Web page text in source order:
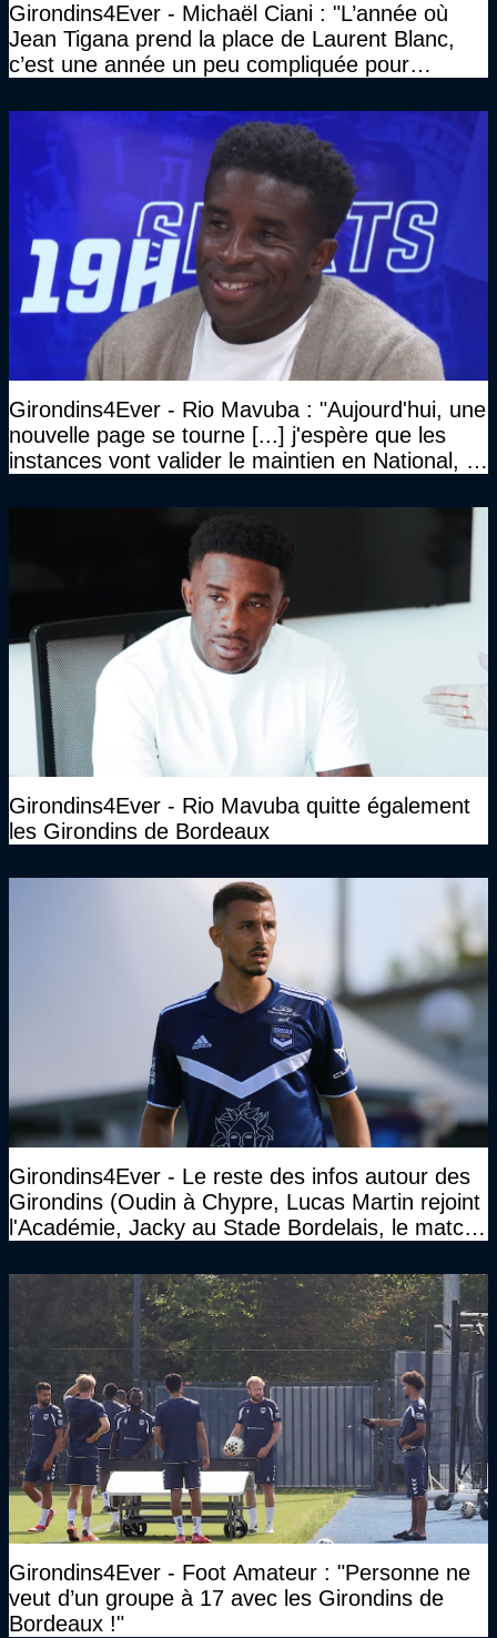
Girondins4Ever - Michaël Ciani : "L’année où
Jean Tigana prend la place de Laurent Blanc,
c’est une année un peu compliquée pour
Girondins4Ever - Rio Mavuba : "Aujourd'hui, une
nouvelle page se tourne [...] j'espère que les
instances vont valider le maintien en National, et
haut niveau"
Girondins4Ever - Rio Mavuba quitte également
les Girondins de Bordeaux
Girondins4Ever - Le reste des infos autour des
Girondins (Oudin à Chypre, Lucas Martin rejoint
l'Académie, Jacky au Stade Bordelais, le match
Girondins4Ever - Foot Amateur : "Personne ne
veut d’un groupe à 17 avec les Girondins de
Bordeaux !"